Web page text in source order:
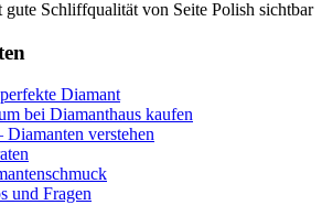
Diamant
bei Diamanthaus kaufen
Diamanten verstehen
und Fragen